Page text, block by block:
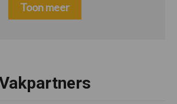
Toon meer